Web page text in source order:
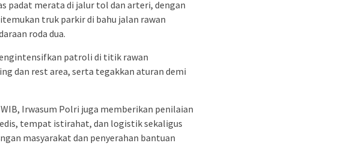
padat merata di jalur tol dan arteri, dengan
truk parkir di bahu jalan rawan
roda dua.
patroli di titik rawan
dan rest area, serta tegakkan aturan demi
WIB, Irwasum Polri juga memberikan penilaian
tempat istirahat, dan logistik sekaligus
masyarakat dan penyerahan bantuan